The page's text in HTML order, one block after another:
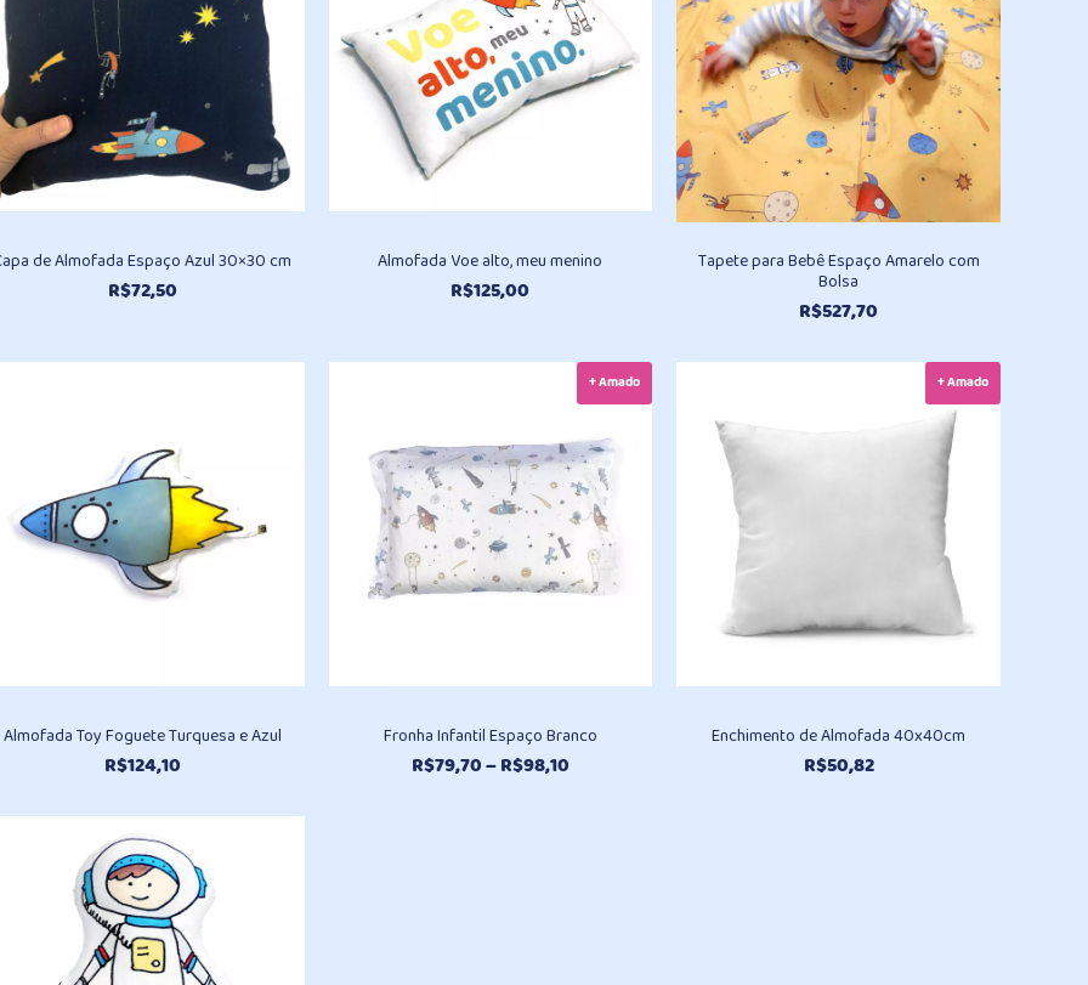
de Almofada Espaço Azul 30×30 cm
R$72,50
Almofada Voe alto, meu menino
R$125,00
Tapete para Bebê Espaço Amarelo com
Bolsa
R$527,70
Almofada Toy Foguete Turquesa e Azul
R$124,10
+ Amado
Fronha Infantil Espaço Branco
R$79,70–R$98,10Faixa
+ Amado
Enchimento de Almofada 40x40cm
R$50,82